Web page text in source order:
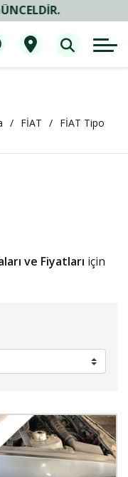
FİAT FİAT Tipo
ve Fiyatları için